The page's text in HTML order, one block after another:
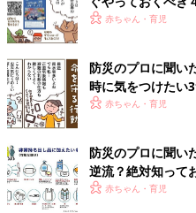
赤ちゃん・育児
防災のプロに聞い
時に気をつけたい
赤ちゃん・育児
防災のプロに聞い
逆流？絶対知って
赤ちゃん・育児